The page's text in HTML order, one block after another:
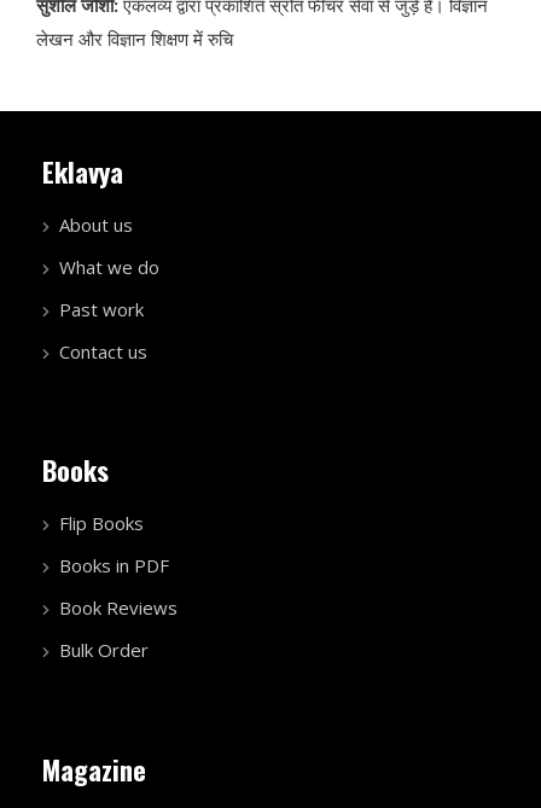
सुशील जोशी:एकलव्य द्वारा प्रकाशित स्रोत फीचर सेवा से जुड़े हैं। विज्ञान
लेखन और विज्ञान शिक्षण में रुचि
Eklavya
About us
What we do
Past work
Contact us
Books
Flip Books
Books in PDF
Book Reviews
Bulk Order
Magazine